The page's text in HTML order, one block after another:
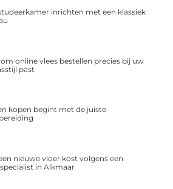
inrichten met een klassiek
online vlees bestellen precies bij uw
past
kopen begint met de juiste
nieuwe vloer kost volgens een
in Alkmaar